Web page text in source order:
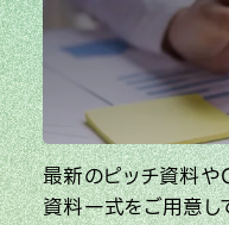
最新のピッチ資料
資料一式をご用意し